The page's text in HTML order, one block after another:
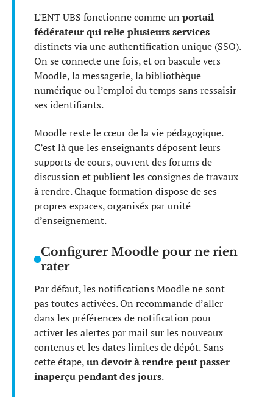
L’ENT UBS fonctionne comme un portail
fédérateur qui relie plusieurs services
distincts via une authentification unique (SSO).
On se connecte une fois, et on bascule vers
Moodle, la messagerie, la bibliothèque
numérique ou l’emploi du temps sans ressaisir
ses identifiants.
Moodle reste le cœur de la vie pédagogique.
C’est là que les enseignants déposent leurs
supports de cours, ouvrent des forums de
discussion et publient les consignes de travaux
à rendre. Chaque formation dispose de ses
propres espaces, organisés par unité
d’enseignement.
Configurer Moodle pour ne rien
rater
Par défaut, les notifications Moodle ne sont
pas toutes activées. On recommande d’aller
dans les préférences de notification pour
activer les alertes par mail sur les nouveaux
contenus et les dates limites de dépôt. Sans
cette étape,un devoir à rendre peut passer
inaperçu pendant des jours.